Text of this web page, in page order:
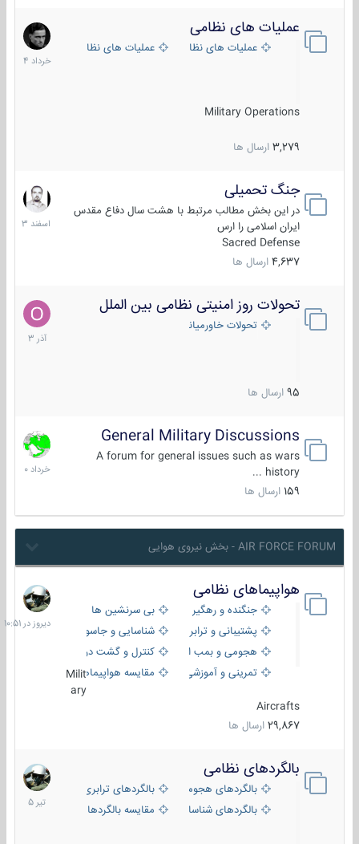
عملیات های نظامی
عملیات های نظامی ایرانعملیات های نظامی خارجی
Military Operations
3,279 ارسال ها
5
خرداد
1404
جنگ تحمیلی
در این بخش مطالب مرتبط با هشت سال دفاع مقدس
ایران اسلامی را ارس
Sacred Defense
4,637 ارسال ها
20
اسفند
1403
تحولات روز امنیتی نظامی بین الملل
تحولات خاورمیانه
95 ارسال ها
21
آذر
1403
General Military Discussions
A forum for general issues such as wars
history ...
159 ارسال ها
10
خرداد
1400
AIR FORCE FORUM - بخش نیروی هوایی
هواپیماهای نظامی
جنگنده و رهگیر
بی سرنشین ها
پشتیبانی و ترابری
شناسایی و جاسوسی
هجومی و بمب افکن
کنترل و گشت دریایی
تمرینی و آموزشی
مقایسه هواپیماهاMilit
ary
Aircrafts
29,867 ارسال ها
دیروز
در
10:51
بالگردهای نظامی
بالگردهای هجومی
بالگردهای ترابری
بالگردهای شناسایی
مقایسه بالگردها
22
تیر
1405